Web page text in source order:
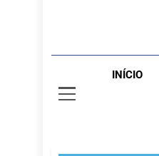
INÍCIO